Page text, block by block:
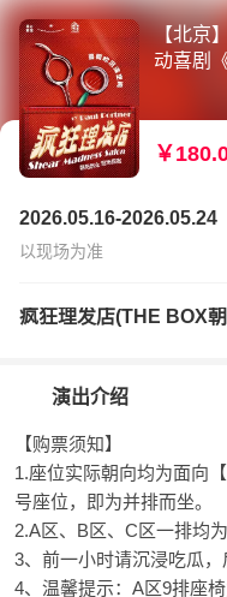
【北京
动喜剧
￥
2026.05.16-2026.05.24
以现场为准
疯狂理发店(THE BOX
演出介绍
【购票须知】
1.座位实际朝向均为面向
号座位，即为并排而坐。
2.A区、B区、C区一排均为
3、前一小时请沉浸吃瓜，
4、温馨提示：A区9排座椅